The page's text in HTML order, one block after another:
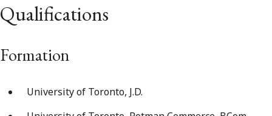
Qualifications
Formation
University of Toronto, J.D.